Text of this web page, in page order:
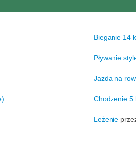
Bieganie 14
Pływanie
Jazda na
Chodzenie 5
Leżenie